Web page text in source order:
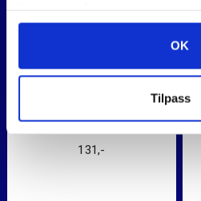
OK
Tilpass
131,-